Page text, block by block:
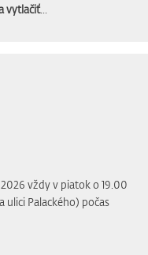
vytlačiť...
vždy v piatok o 19.00
ulici Palackého) počas